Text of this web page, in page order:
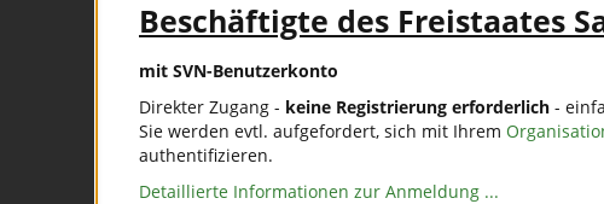
Beschäftigte des Freistaates
mit SVN-Benutzerkonto
Direkter Zugang - keine Registrierung erforderlich -
Sie werden evtl. aufgefordert, sich mit Ihrem
authentifizieren.
Detaillierte Informationen zur Anmeldung ...